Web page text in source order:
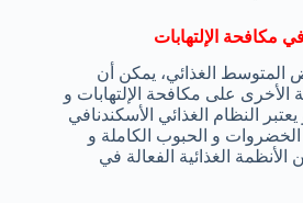
مكافحة الإلتهابات
المتوسط الغذائي، يمكن أن
الأخرى على مكافحة الإلتهابات و
يعتبر النظام الغذائي الأسكندنافي
و الحبوب الكاملة و
الأنظمة الغذائية الفعالة في